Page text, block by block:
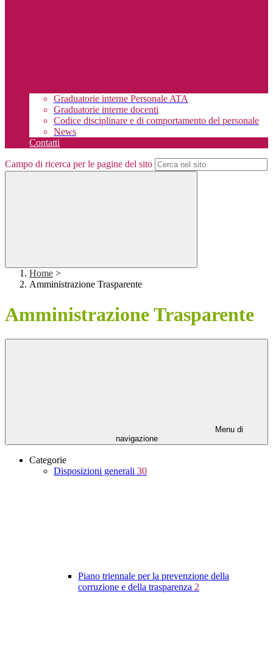
Graduatorie interne Personale ATA
Graduatorie interne docenti
Codice disciplinare e di comportamento del personale
News
Contatti
Campo di ricerca per le pagine del sito
Home >
Amministrazione Trasparente
Amministrazione Trasparente
Menu di
navigazione
Categorie
Disposizioni generali 30
Piano triennale per la prevenzione della
corruzione e della trasparenza 2